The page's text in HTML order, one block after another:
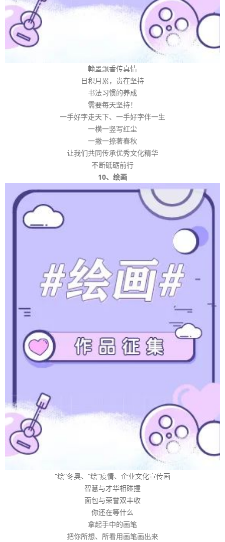
翰墨飘香传真情
日积月累，贵在坚持
书法习惯的养成
需要每天坚持！
一手好字走天下、一手好字伴一生
一横一竖写红尘
一撇一捺著春秋
让我们共同传承优秀文化精华
不断砥砺前行
10、绘画
“绘”冬奥、“绘”疫情、企业文化宣传画
智慧与才华相碰撞
面包与荣誉双丰收
你还在等什么
拿起手中的画笔
把你所想、所看用画笔画出来